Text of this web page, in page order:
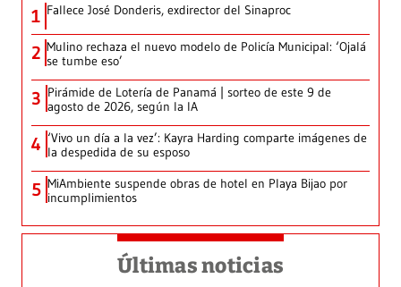
1 Fallece José Donderis, exdirector del Sinaproc
2 Mulino rechaza el nuevo modelo de Policía Municipal: ‘Ojalá
se tumbe eso’
3 Pirámide de Lotería de Panamá | sorteo de este 9 de
agosto de 2026, según la IA
4 ‘Vivo un día a la vez’: Kayra Harding comparte imágenes de
la despedida de su esposo
5 MiAmbiente suspende obras de hotel en Playa Bijao por
incumplimientos
Últimas noticias